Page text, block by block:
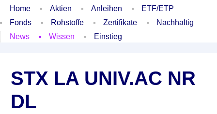
Home Aktien Anleihen
ETF/ETP
Fonds
Rohstoffe Zertifikate
Nachhaltig
News
Wissen Einstieg
STX LA UNIV.AC NR
DL